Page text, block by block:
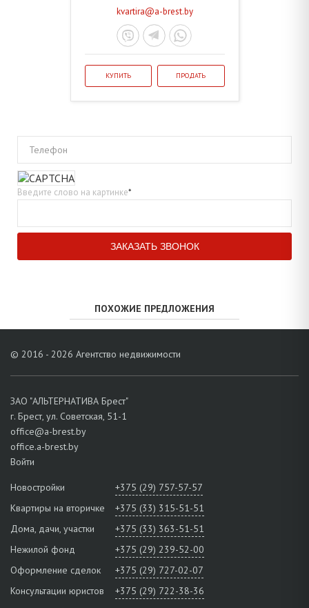
kvartira@a-brest.by
КУПИТЬ ПРОДАТЬ
Телефон
Введите слово на картинке*
ПОХОЖИЕ ПРЕДЛОЖЕНИЯ
© 2016 - 2026 Агентство недвижимости
ЗАО "АЛЬТЕРНАТИВА Брест"
г. Брест, ул. Советская, 51-1
office@a-brest.by
office.a-brest.by
Войти
Новостройки
+375 (29) 757-57-57
Квартиры на вторичке
+375 (33) 315-51-51
Дома, дачи, участки
+375 (33) 363-51-51
Нежилой фонд
+375 (29) 239-52-00
Оформление сделок
+375 (29) 727-02-07
Консультации юристов
+375 (29) 722-38-36